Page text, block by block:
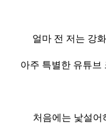
얼마 전 저는 강
아주 특별한 유튜브
처음에는 낯설